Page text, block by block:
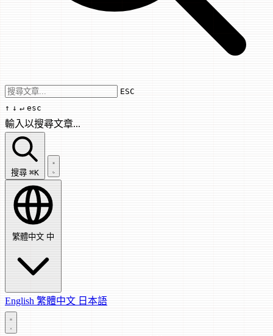
Use arrow keys to navigate results,
ESC
↑ ↓ ↵ esc
輸入以搜尋文章...
搜尋文章...
搜尋 ⌘K
繁體中文 中
English 繁體中文 日本語